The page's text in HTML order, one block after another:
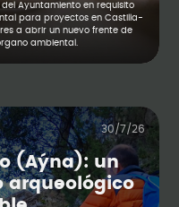
Ayuntamiento en requisito
para proyectos en Castilla-
a abrir un nuevo frente de
ambiental.
30/7/26
(Aýna): un
arqueológico